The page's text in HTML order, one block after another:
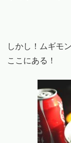
しかし！ムギモ
ここにある！